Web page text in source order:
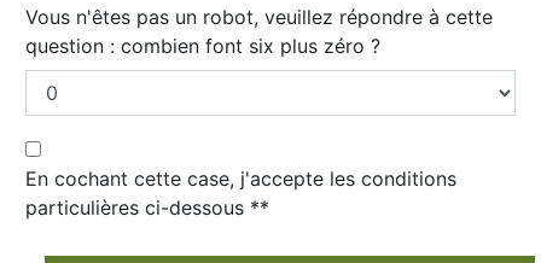
Vous n'êtes pas un robot, veuillez répondre à cette
question : combien font six plus zéro ?
En cochant cette case, j'accepte les conditions
particulières ci-dessous **